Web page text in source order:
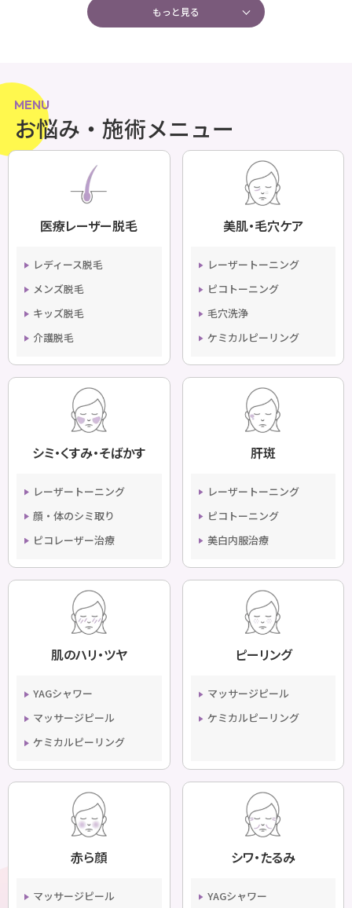
もっと見る
MENU
お悩み・施術メニュー
医療レーザー脱毛
レディース脱毛
メンズ脱毛
キッズ脱毛
介護脱毛
美肌・毛穴ケア
レーザートーニング
ピコトーニング
毛穴洗浄
ケミカルピーリング
シミ・くすみ・そばかす
レーザートーニング
顔・体のシミ取り
ピコレーザー治療
肝斑
レーザートーニング
ピコトーニング
美白内服治療
肌のハリ・ツヤ
YAGシャワー
マッサージピール
ケミカルピーリング
ピーリング
マッサージピール
ケミカルピーリング
赤ら顔
マッサージピール
シワ・たるみ
YAGシャワー